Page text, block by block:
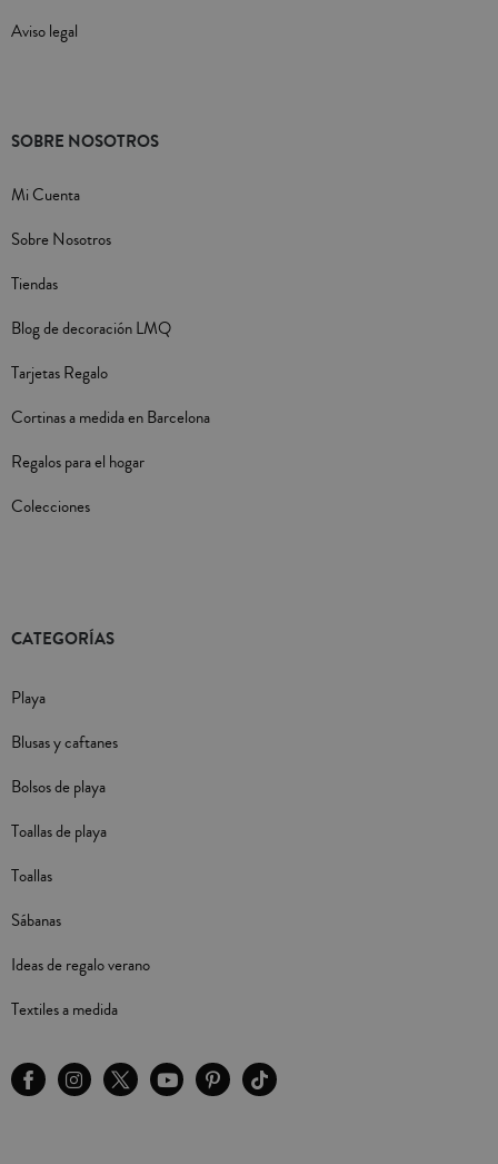
Aviso legal
SOBRE NOSOTROS
Mi Cuenta
Sobre Nosotros
Tiendas
Blog de decoración LMQ
Tarjetas Regalo
Cortinas a medida en Barcelona
Regalos para el hogar
Colecciones
CATEGORÍAS
Playa
Blusas y caftanes
Bolsos de playa
Toallas de playa
Toallas
Sábanas
Ideas de regalo verano
Textiles a medida